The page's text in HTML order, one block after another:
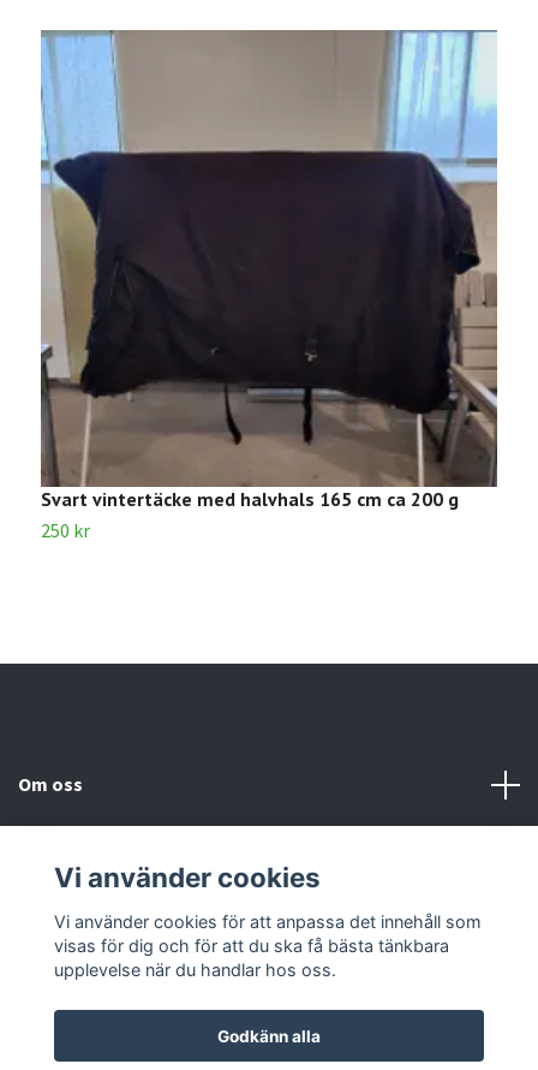
Svart vintertäcke med halvhals 165 cm ca 200 g
250 kr
Om oss
Kontakta oss
Vi använder cookies
Vi använder cookies för att anpassa det innehåll som
visas för dig och för att du ska få bästa tänkbara
upplevelse när du handlar hos oss.
Godkänn alla